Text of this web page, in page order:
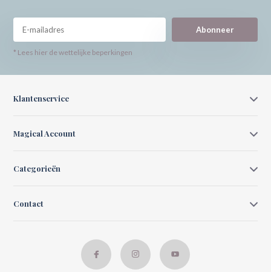
Abonneer
* Lees hier de wettelijke beperkingen
Klantenservice
Magical Account
Categorieën
Contact